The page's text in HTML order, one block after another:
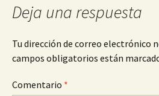
Deja una respuesta
Tu dirección de correo electrónico
campos obligatorios están
Comentario *